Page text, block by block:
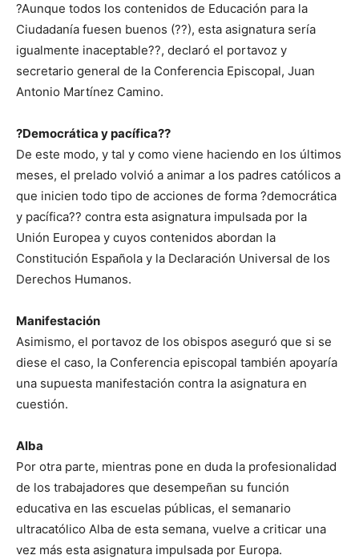
?Aunque todos los contenidos de Educación para la
Ciudadanía fuesen buenos (??), esta asignatura sería
igualmente inaceptable??, declaró el portavoz y
secretario general de la Conferencia Episcopal, Juan
Antonio Martínez Camino.
?Democrática y pacífica??
De este modo, y tal y como viene haciendo en los últimos
meses, el prelado volvió a animar a los padres católicos a
que inicien todo tipo de acciones de forma ?democrática
y pacífica?? contra esta asignatura impulsada por la
Unión Europea y cuyos contenidos abordan la
Constitución Española y la Declaración Universal de los
Derechos Humanos.
Manifestación
Asimismo, el portavoz de los obispos aseguró que si se
diese el caso, la Conferencia episcopal también apoyaría
una supuesta manifestación contra la asignatura en
cuestión.
Alba
Por otra parte, mientras pone en duda la profesionalidad
de los trabajadores que desempeñan su función
educativa en las escuelas públicas, el semanario
ultracatólico Alba de esta semana, vuelve a criticar una
vez más esta asignatura impulsada por Europa.